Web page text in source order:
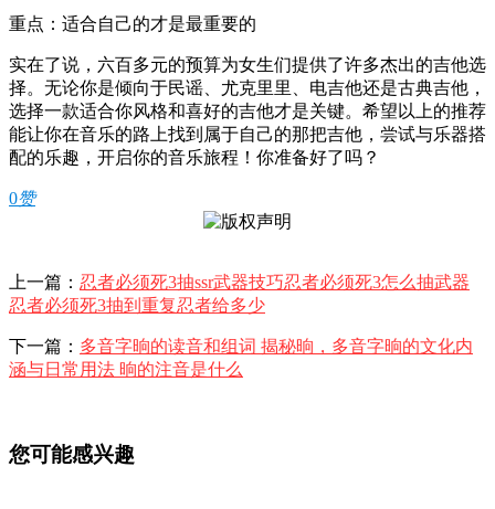
重点：适合自己的才是最重要的
实在了说，六百多元的预算为女生们提供了许多杰出的吉他选
择。无论你是倾向于民谣、尤克里里、电吉他还是古典吉他，
选择一款适合你风格和喜好的吉他才是关键。希望以上的推荐
能让你在音乐的路上找到属于自己的那把吉他，尝试与乐器搭
配的乐趣，开启你的音乐旅程！你准备好了吗？
0赞
上一篇： 忍者必须死3抽ssr武器技巧忍者必须死3怎么抽武器
忍者必须死3抽到重复忍者给多少
下一篇： 多音字晌的读音和组词 揭秘晌，多音字晌的文化内
涵与日常用法 晌的注音是什么
您可能感兴趣